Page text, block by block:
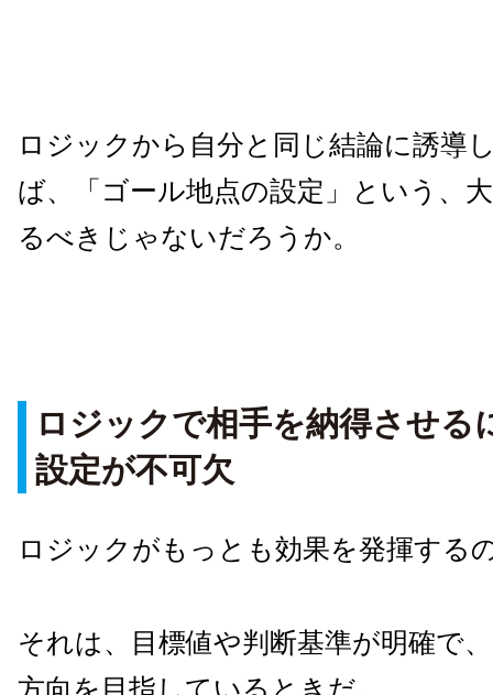
ロジックから自分と同じ結論に誘導
ば、「ゴール地点の設定」という、
るべきじゃないだろうか。
ロジックで相手を納得させる
設定が不可欠
ロジックがもっとも効果を発揮する
それは、目標値や判断基準が明確で
方向を目指しているときだ。